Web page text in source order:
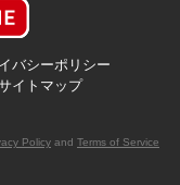
バシーポリシー
イトマップ
Policy and Terms of Service